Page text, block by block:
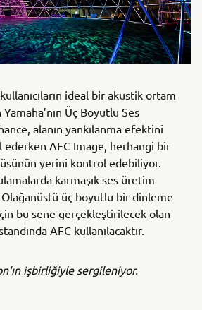
ideal bir akustik ortam
Üç Boyutlu Ses
alanın yankılanma efektini
AFC Image, herhangi bir
yerini kontrol edebiliyor.
karmaşık ses üretim
Olağanüstü üç boyutlu bir dinleme
bu sene gerçekleştirilecek olan
AFC kullanılacaktır.
işbirliğiyle sergileniyor.